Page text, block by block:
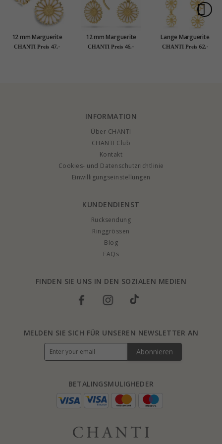
12 mm Marguerite
Ohrstecker in
CHANTI Preis 47,-
12 mm Marguerite
Ohrringe in
CHANTI Preis 46,-
Lange Marguerite
Ohrstecker in
CHANTI Preis 62,-
INFORMATION
Über CHANTI
CHANTI Club
Kontakt
Cookies- und Datenschutzrichtlinie
Einwilligungseinstellungen
KUNDENDIENST
Rucksendung
Ringgrössen
Blog
FAQs
FINDEN SIE UNS IN DEN SOZIALEN MEDIEN
BETALINGSMULIGHEDER
MELDEN SIE SICH FÜR UNSEREN NEWSLETTER AN
Abonnieren